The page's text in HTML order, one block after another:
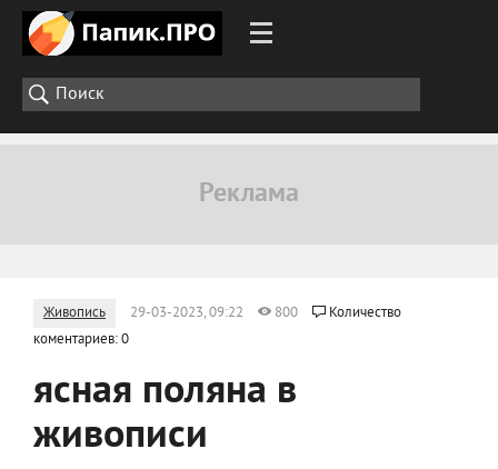
Живопись 29-03-2023, 09:22 800
Количество
коментариев: 0
ясная поляна в
живописи